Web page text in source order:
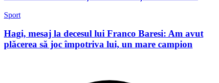
Sport
Hagi, mesaj la decesul lui Franco Baresi: Am avut
plăcerea să joc împotriva lui, un mare campion